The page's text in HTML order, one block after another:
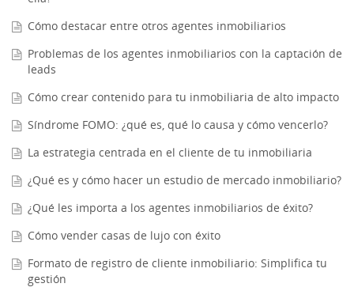
Cómo destacar entre otros agentes inmobiliarios
Problemas de los agentes inmobiliarios con la captación de
leads
Cómo crear contenido para tu inmobiliaria de alto impacto
Síndrome FOMO: ¿qué es, qué lo causa y cómo vencerlo?
La estrategia centrada en el cliente de tu inmobiliaria
¿Qué es y cómo hacer un estudio de mercado inmobiliario?
¿Qué les importa a los agentes inmobiliarios de éxito?
Cómo vender casas de lujo con éxito
Formato de registro de cliente inmobiliario: Simplifica tu
gestión